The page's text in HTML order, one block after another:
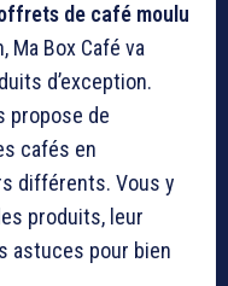
de café moulu
Box Café va
d’exception.
propose de
cafés en
différents. Vous y
produits, leur
astuces pour bien